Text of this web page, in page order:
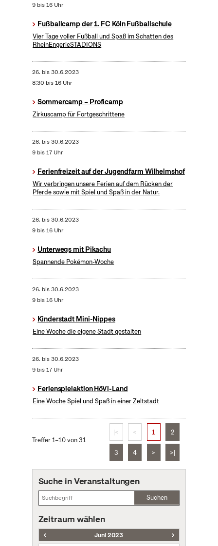
9 bis 16 Uhr
Fußballcamp der 1. FC Köln Fußballschule
Vier Tage voller Fußball und Spaß im Schatten des
RheinEngerieSTADIONS
26. bis30.6.2023
8:30 bis 16 Uhr
Sommercamp – Proficamp
Zirkuscamp für Fortgeschrittene
26. bis30.6.2023
9 bis 17 Uhr
Ferienfreizeit auf der Jugendfarm Wilhelmshof
Wir verbringen unsere Ferien auf dem Rücken der
Pferde sowie mit Spiel und Spaß in der Natur.
26. bis30.6.2023
9 bis 16 Uhr
Unterwegs mit Pikachu
Spannende Pokémon-Woche
26. bis30.6.2023
9 bis 16 Uhr
Kinderstadt Mini-Nippes
Eine Woche die eigene Stadt gestalten
26. bis30.6.2023
9 bis 17 Uhr
Ferienspielaktion HöVi-Land
Eine Woche Spiel und Spaß in einer Zeltstadt
Treffer 1–10 von 31
|< < 1 2
3 4 > >|
Suche in Veranstaltungen
Suchen
Zeitraum wählen
Juni 2023